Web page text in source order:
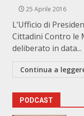
25 Aprile 2016
L’Ufficio di
Cittadini Contro le
deliberato in data...
Continua a
PODCAST